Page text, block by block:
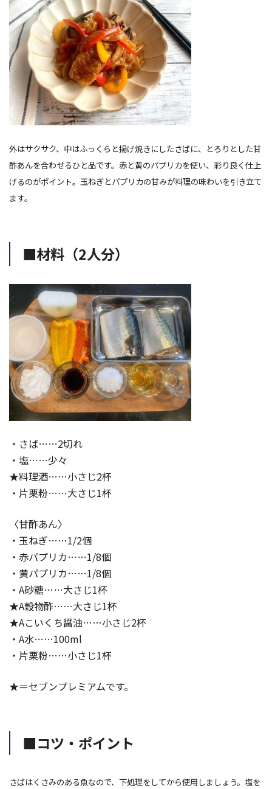
外はサクサク、中はふっくらと揚げ焼きにしたさばに、とろりとした甘
酢あんを合わせるひと品です。赤と黄のパプリカを使い、彩り 良く仕上
げるのがポイント。玉ねぎとパプリカの甘みが料理の味わいを引き立て
ます。
■材料（2人分）
・さば……2切れ
・塩……少々
★料理酒……小さじ2杯
・片栗粉……大さじ1杯
〈甘酢あん〉
・玉ねぎ……1/2個
・赤パプリカ……1/8個
・黄パプリカ……1/8個
・A砂糖……大さじ1杯
★A穀物酢……大さじ1杯
★Aこいくち醤油……小さじ2杯
・A水……100ml
・片栗粉……小さじ1杯
★＝セブンプレミアムです。
■コツ・ポイント
さばはくさみのある魚なので、下処理をしてから使用しましょう。塩を